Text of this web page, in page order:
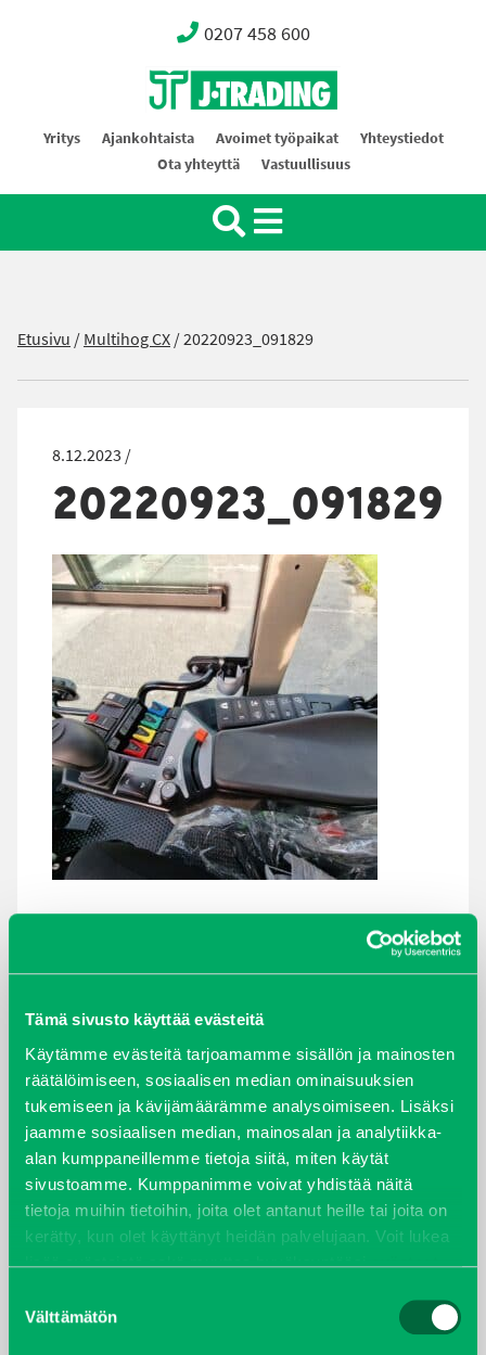
Tämä sivusto käyttää evästeitä
Käytämme evästeitä tarjoamamme sisällön ja mainosten
räätälöimiseen, sosiaalisen median ominaisuuksien
tukemiseen ja kävijämäärämme analysoimiseen. Lisäksi
jaamme sosiaalisen median, mainosalan ja analytiikka-
alan kumppaneillemme tietoja siitä, miten käytät
sivustoamme. Kumppanimme voivat yhdistää näitä
tietoja muihin tietoihin, joita olet antanut heille tai joita on
kerätty, kun olet käyttänyt heidän palvelujaan. Voit lukea
lisää evästeistä sekä muuttaa hyväksyntääsievästeet
valinta
Välttämätön
0207 458 600
Oy J-Trading Ab
Yritys Ajankohtaista Avoimet työpaikat
Yhteystiedot
Ota yhteyttä
Vastuullisuus
Etusivu /Multihog CX/20220923_091829
8.12.2023 /
20220923_091829
elokuu 2024
syyskuu 2023
joulukuu 2022
huhtikuu 2022
helmikuu 2022
joulukuu 2021